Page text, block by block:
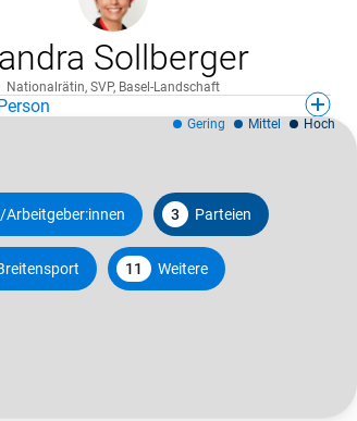
Sollberger
Nationalrätin, SVP, Basel-Landschaft
Arbeitgeber:innen 3 Parteien
11 Weitere
Gering Mittel Hoch